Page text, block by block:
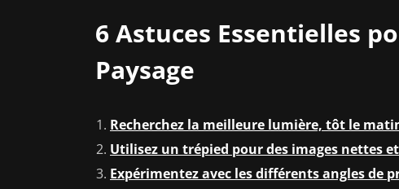
6 Astuces Essentielles
Paysage
Recherchez la meilleure lumière, tôt le
Utilisez un trépied pour des images nettes
Expérimentez avec les différents angles de